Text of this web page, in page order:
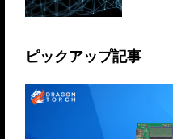
ピックアップ記事